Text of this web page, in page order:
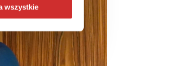
wszystkie